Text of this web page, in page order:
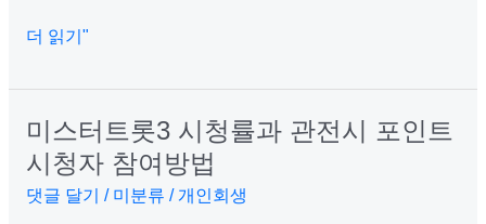
과
령
의
관
계
더 읽기"
미스터트롯3 시청률과 관전시 포인트
시청자 참여방법
댓글 달기 / 미분류 / 개인회생
미
스
트